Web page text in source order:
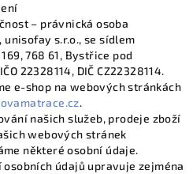
– právnická osoba
unisofay s.r.o., se sídlem
768 61, Bystřice pod
22328114, DIČCZ22328114.
e-shop na webových stránkách
.
našich služeb, prodeje zboží
webových stránek
některé osobní údaje.
osobních údajů upravuje zejména